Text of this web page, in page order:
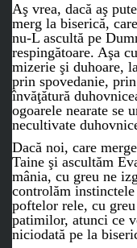
Aş vrea, dacă aş
merg la biserică,
nu-L ascultă pe
respingătoare. Aşa
mizerie şi duhoare,
prin spovedanie,
învăţătură
ogoarele nearate se
necultivate
Dacă noi, care
Taine şi ascultăm
mânia, cu greu ne
controlăm
poftelor rele, cu
patimilor, atunci ce
niciodată pe la